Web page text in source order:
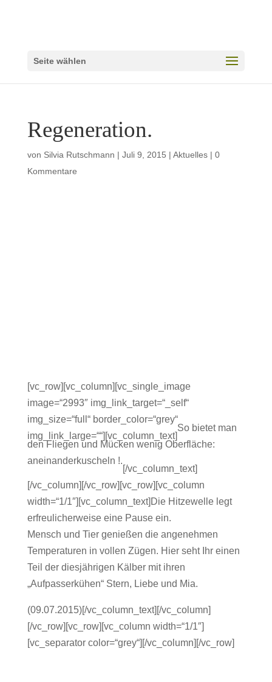
Seite wählen
Regeneration.
von Silvia Rutschmann | Juli 9, 2015 | Aktuelles| 0
Kommentare
[vc_row][vc_column][vc_single_image
image=“2993″ img_link_target=“_self“
img_size=“full“ border_color=“grey“
img_link_large=““][vc_column_text]
So bietet man
den Fliegen und Mücken wenig Oberfläche:
aneinanderkuscheln !.
[/vc_column_text]
[/vc_column][/vc_row][vc_row][vc_column
width=“1/1″][vc_column_text]Die Hitzewelle legt
erfreulicherweise eine Pause ein.
Mensch und Tier genießen die angenehmen
Temperaturen in vollen Zügen. Hier seht Ihr einen
Teil der diesjährigen Kälber mit ihren
„Aufpasserkühen“ Stern, Liebe und Mia.
(09.07.2015)[/vc_column_text][/vc_column]
[/vc_row][vc_row][vc_column width=“1/1″]
[vc_separator color=“grey“][/vc_column][/vc_row]